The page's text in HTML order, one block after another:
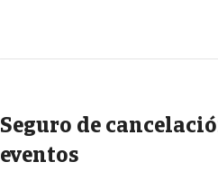
Seguro de
eventos